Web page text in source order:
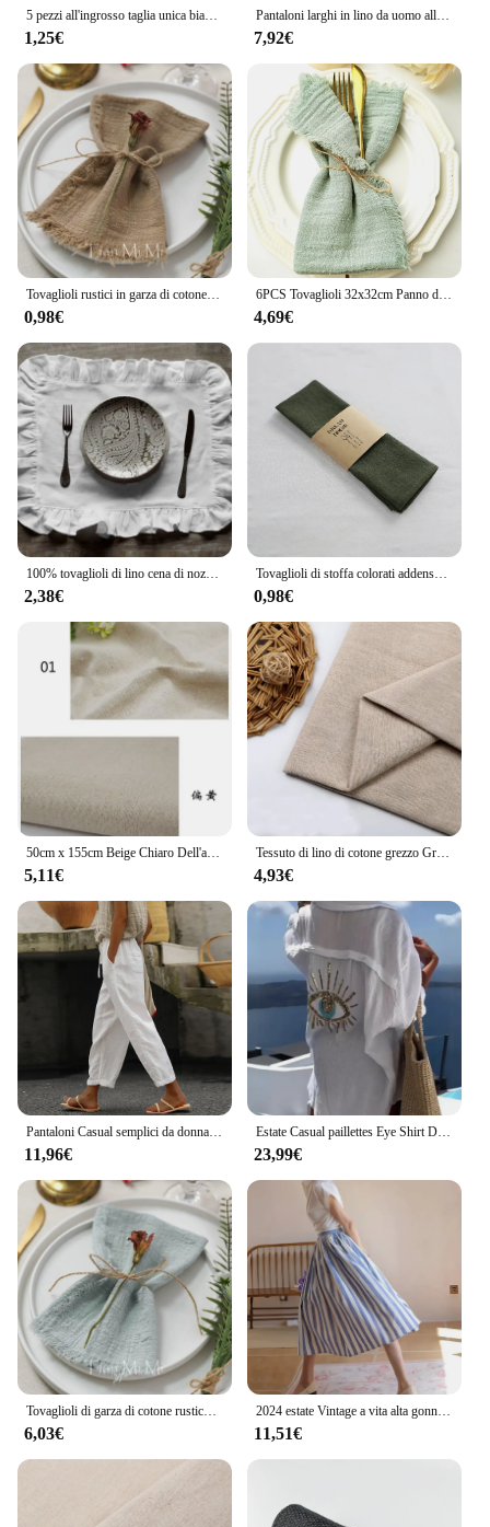
5 pezzi all'ingrosso taglia unica biancheria intima da uomo a vita media taglie forti sport senza cuciture comodi boxer per adolescenti traspiranti
1,25€
Pantaloni larghi in lino da uomo alla moda Pantaloni coreani Sport oversize Streetwear Pantaloni da yoga primaverili maschili Abbigliamento casual da uomo Pantaloni sportivi
7,92€
Tovaglioli rustici in garza di cotone Elegante e morbido lino in tessuto retrò per la cena della festa nuziale Decorazione della tavola per uso quotidiano
0,98€
6PCS Tovaglioli 32x32cm Panno di cotone Garza Retro Burr Rustico Asciugamano da cucina Sala da pranzo Tovagliolo di lino per feste di nozze Decorazioni per la tavola
4,69€
2,38€
Tovaglioli di stoffa colorati addensati in lino di cotone, tovaglietta in tessuto riutilizzabile, per la decorazione della tavola da portata del ristorante dell'hotel da cucina
0,98€
5,11€
Tessuto di lino di cotone grezzo Greige per cucire Scrims Patchwork fai da te fatto a mano da mezzo metro
4,93€
11,96€
Estate Casual paillettes Eye Shirt Dress donna Fashiona Beach Style bottone allentato protezione solare cotone lino camicia Dress donna
23,99€
6,03€
2024 estate Vintage a vita alta gonna a righe stile spiaggia a-line cotone lino gonna donna Casual elastico forza signore gonne
11,51€